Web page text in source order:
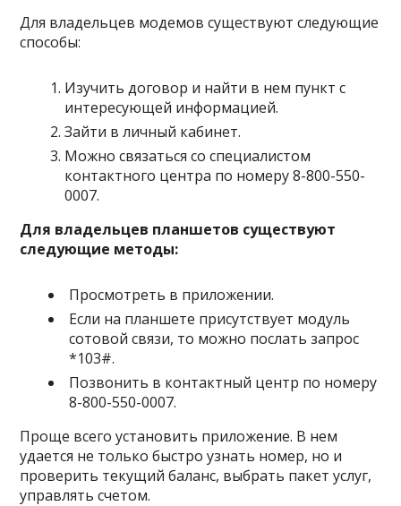
Для владельцев модемов существуют следующие
способы:
Изучить договор и найти в нем пункт с
интересующей информацией.
Зайти в личный кабинет.
Можно связаться со специалистом
контактного центра по номеру 8-800-550-
0007.
Для владельцев планшетов существуют
следующие методы:
Просмотреть в приложении.
Если на планшете присутствует модуль
сотовой связи, то можно послать запрос
*103#.
Позвонить в контактный центр по номеру
8-800-550-0007.
Проще всего установить приложение. В нем
удается не только быстро узнать номер, но и
проверить текущий баланс, выбрать пакет услуг,
управлять счетом.